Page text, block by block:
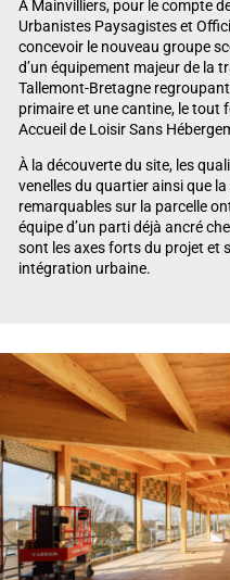
À Mainvilliers, pour le compte
Urbanistes Paysagistes et
concevoir le nouveau groupe
d’un équipement majeur de la
Tallemont-Bretagne
primaire et une cantine, le tout
Accueil de Loisir Sans
À la découverte du site, les
venelles du quartier ainsi que
remarquables sur la parcelle
équipe d’un parti déjà ancré
sont les axes forts du projet et
intégration urbaine.